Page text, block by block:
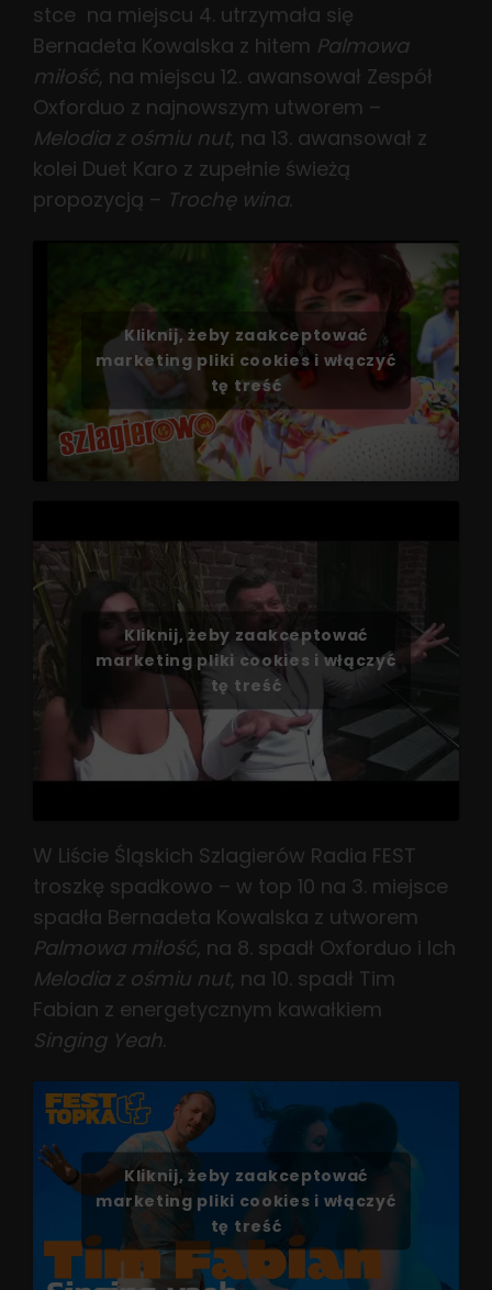
stce na miejscu 4. utrzymała się
Bernadeta Kowalska z hitem Palmowa
miłość, na miejscu 12. awansował Zespół
Oxforduo z najnowszym utworem –
Melodia z ośmiu nut, na 13. awansował z
kolei Duet Karo z zupełnie świeżą
propozycją – Trochę wina.
Kliknij, żeby zaakceptować
marketing pliki cookies i włączyć
tę treść
Kliknij, żeby zaakceptować
marketing pliki cookies i włączyć
tę treść
W Liście Śląskich Szlagierów Radia FEST
troszkę spadkowo – w top 10 na 3. miejsce
spadła Bernadeta Kowalska z utworem
Palmowa miłość, na 8. spadł Oxforduo i Ich
Melodia z ośmiu nut, na 10. spadł Tim
Fabian z energetycznym kawałkiem
Singing Yeah.
Kliknij, żeby zaakceptować
marketing pliki cookies i włączyć
tę treść